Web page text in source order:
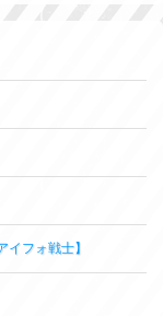
フォ戦士】